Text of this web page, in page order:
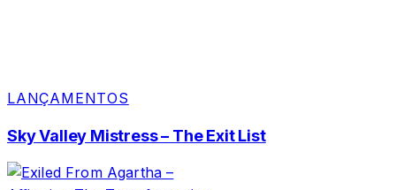
LANÇAMENTOS
Sky Valley Mistress – The Exit List